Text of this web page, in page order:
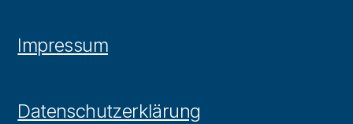
Impressum
Datenschutzerklärung